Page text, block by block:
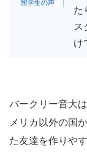
た
ス
け
バークリー音大
メリカ以外の国
た友達を作りやす